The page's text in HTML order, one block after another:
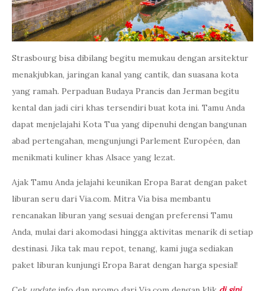
Strasbourg bisa dibilang begitu memukau dengan arsitektur
menakjubkan, jaringan kanal yang cantik, dan suasana kota
yang ramah. Perpaduan Budaya Prancis dan Jerman begitu
kental dan jadi ciri khas tersendiri buat kota ini. Tamu Anda
dapat menjelajahi Kota Tua yang dipenuhi dengan bangunan
abad pertengahan, mengunjungi Parlement Européen, dan
menikmati kuliner khas Alsace yang lezat.
Ajak Tamu Anda jelajahi keunikan Eropa Barat dengan paket
liburan seru dari Via.com. Mitra Via bisa membantu
rencanakan liburan yang sesuai dengan preferensi Tamu
Anda, mulai dari akomodasi hingga aktivitas menarik di setiap
destinasi. Jika tak mau repot, tenang, kami juga sediakan
paket liburan kunjungi Eropa Barat dengan harga spesial!